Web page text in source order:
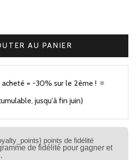
la quantité
AU PANIER
acheté = -30% sur le 2ème ! 🔅
jusqu'à fin juin)
points de fidélité
de fidélité pour gagner et